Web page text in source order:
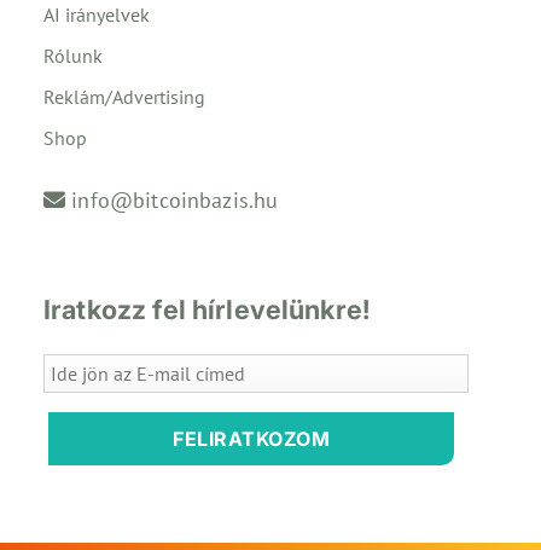
AI irányelvek
Rólunk
Reklám/Advertising
Shop
info@bitcoinbazis.hu
Iratkozz fel hírlevelünkre!
FELIRATKOZOM